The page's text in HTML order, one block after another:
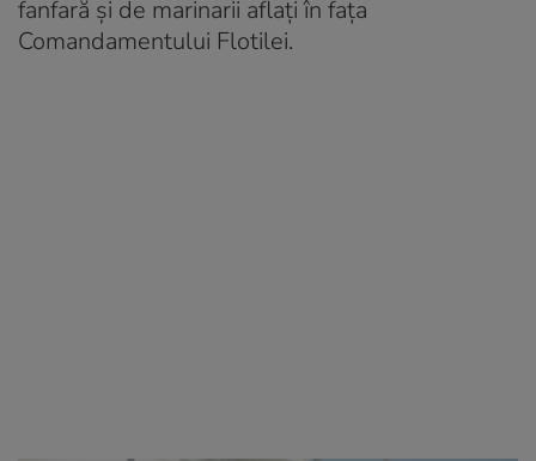
fanfară și de marinarii aflați în fața
Comandamentului Flotilei.